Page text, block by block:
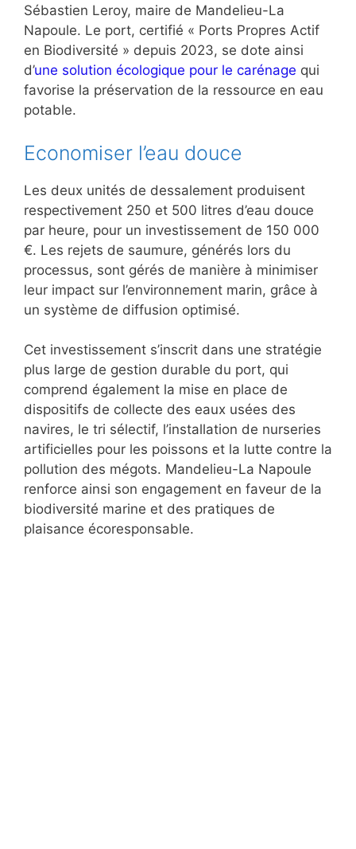
Sébastien Leroy, maire de Mandelieu-La
Napoule. Le port, certifié « Ports Propres Actif
en Biodiversité » depuis 2023, se dote ainsi
d’une solution écologique pour le carénage qui
favorise la préservation de la ressource en eau
potable.
Economiser l’eau douce
Les deux unités de dessalement produisent
respectivement 250 et 500 litres d’eau douce
par heure, pour un investissement de 150 000
€. Les rejets de saumure, générés lors du
processus, sont gérés de manière à minimiser
leur impact sur l’environnement marin, grâce à
un système de diffusion optimisé.
Cet investissement s’inscrit dans une stratégie
plus large de gestion durable du port, qui
comprend également la mise en place de
dispositifs de collecte des eaux usées des
navires, le tri sélectif, l’installation de nurseries
artificielles pour les poissons et la lutte contre la
pollution des mégots. Mandelieu-La Napoule
renforce ainsi son engagement en faveur de la
biodiversité marine et des pratiques de
plaisance écoresponsable.